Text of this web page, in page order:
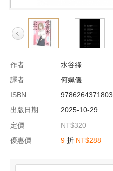
作者
水谷綠
譯者
何姵儀
ISBN
9786264371803
出版日期
2025-10-29
定價
NT$320
優惠價
9 折 NT$288